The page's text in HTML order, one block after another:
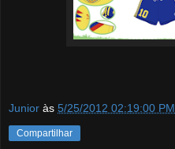
Junior às 5/25/2012 02:19:00 PM
Compartilhar